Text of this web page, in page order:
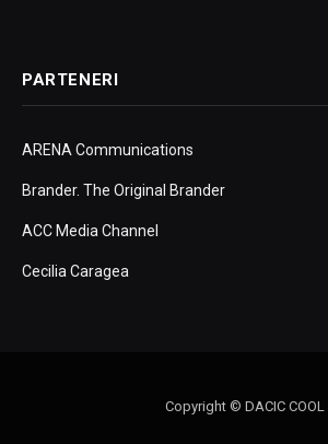
PARTENERI
ARENA Communications
Brander. The Original Brander
ACC Media Channel
Cecilia Caragea
Copyright © DACIC COOL